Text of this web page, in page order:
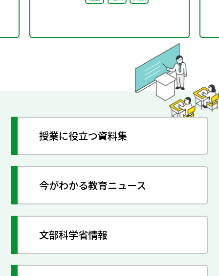
授業に役立つ資料集
今がわかる教育ニュース
文部科学省情報